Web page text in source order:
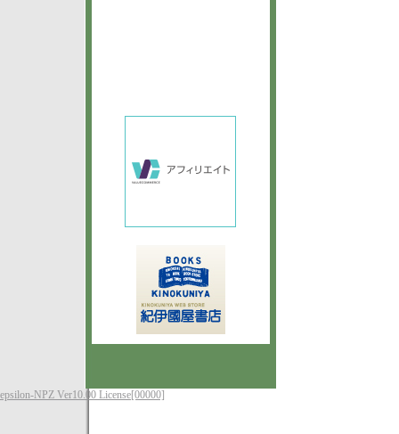
epsilon-NPZ Ver10.00 License[00000]